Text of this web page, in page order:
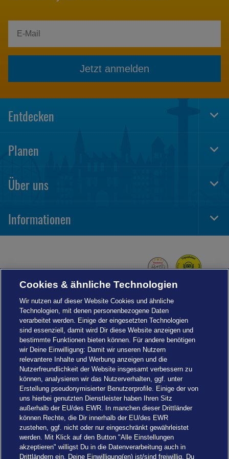
Jetzt anmelden
Entdecken
Planen
Über uns
Informationen
Einstellungen
Cookies & ähnliche Technologien
Wir nutzen auf dieser Website Cookies und ähnliche
Technologien, mit denen personenbezogene Daten
verarbeitet werden. Einige der eingesetzten Technologien
sind essenziell, damit wird Dir diese Website anzeigen und
bestimmte Funktionen bieten können. Für andere benötigen
wir Deine Einwilligung: Damit wir unseren Nutzern
relevantere Inhalte und Werbung anzeigen und die
Nutzerfreundlichkeit der Website insgesamt verbessern zu
können, analysieren wir das Nutzerverhalten, ggf. unter
Erstellung pseudonymisierter Benutzerprofile. Einige der von
uns hierbei genutzten Dienstleister haben Ihren Sitz
außerhalb der EU/des EWR. In manchen dieser Drittländer
können Rechte, die Dir innerhalb der EU/des EWR
zustehen, ggf. nicht oder nur eingeschränkt gewährleistet
werden. Mit Klick auf den Button "Alle Einstellungen
akzeptieren" willigst Du in die Datenverarbeitung auch in
Drittländern ein. Deine Einwilligung(en) ist/sind freiwillig. Du